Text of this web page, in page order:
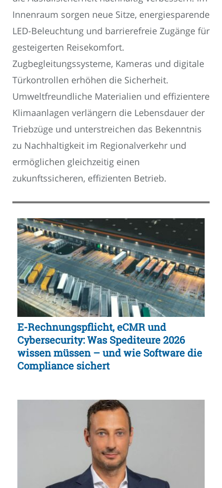
Innenraum sorgen neue Sitze, energiesparende
LED-Beleuchtung und barrierefreie Zugänge für
gesteigerten Reisekomfort.
Zugbegleitungssysteme, Kameras und digitale
Türkontrollen erhöhen die Sicherheit.
Umweltfreundliche Materialien und effizientere
Klimaanlagen verlängern die Lebensdauer der
Triebzüge und unterstreichen das Bekenntnis
zu Nachhaltigkeit im Regionalverkehr und
ermöglichen gleichzeitig einen
zukunftssicheren, effizienten Betrieb.
E-Rechnungspflicht, eCMR und
Cybersecurity: Was Spediteure 2026
wissen müssen – und wie Software die
Compliance sichert